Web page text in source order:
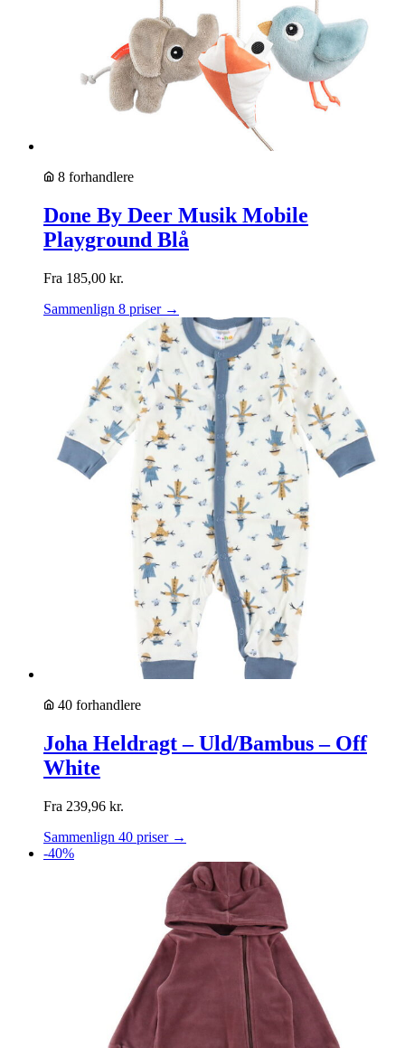
8 forhandlere
Done By Deer Musik Mobile
Playground Blå
Fra 185,00 kr.
Sammenlign 8 priser →
40 forhandlere
Joha Heldragt – Uld/Bambus – Off
White
Fra 239,96 kr.
Sammenlign 40 priser →
-40%